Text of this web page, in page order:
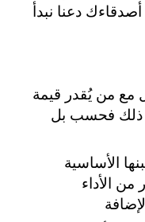
دعنا نبدأ
مع من يُقدر قيمة
ذلك فحسب بل
الأساسية
الأداء